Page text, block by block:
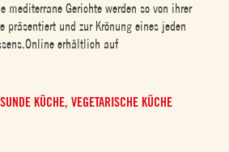
mediterrane Gerichte werden so von ihrer
präsentiert und zur Krönung eines jeden
erhältlich auf
KÜCHE, VEGETARISCHE KÜCHE